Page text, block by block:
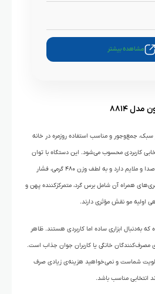
مشاهده بیشتر
جمع‌وجور و مناسب استفاده روزمره در خانه
پرومارون انتخابی کاربردی محسوب می‌شود. این دستگاه با توان
۱۰۰۰ وات و موتور DC، عملکردی بی‌صدا و ملایم دارد و به لطف وزن ۴۸۰ گرمی، فشار
همراه آن شامل برس گرد، متمرکزکننده پهن و
اولیه مو نقش مؤثری دارند.
به‌دنبال ابزاری ساده اما کاربردی هستند. ظاهر
مصرف‌کنندگان خانگی یا کاربران جوان جذاب است.
شماست و نمی‌خواهید هزینه‌ی زیادی صرف
انتخابی مناسب باشد.